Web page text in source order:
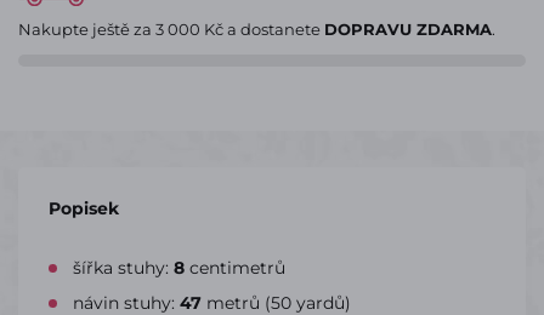
Nakupte ještě za 3 000 Kča dostanete DOPRAVU ZDARMA.
Popisek
šířka stuhy: 8 centimetrů
návin stuhy: 47 metrů (50 yardů)